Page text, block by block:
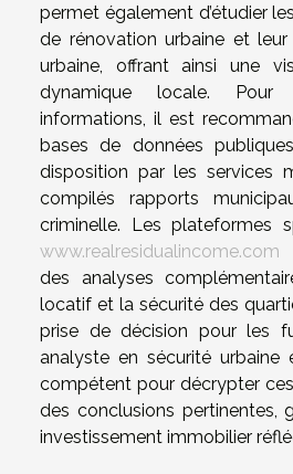
permet également d’étudier
de rénovation urbaine et leur
urbaine, offrant ainsi une
dynamique locale.
informations, il est
bases de données
disposition par les services
compilés rapports
criminelle. Les plateformes
www.realresidualincome.com
des analyses
locatif et la sécurité des
prise de décision pour les
analyste en sécurité urbaine
compétent pour décrypter
des conclusions pertinentes,
investissement immobilier